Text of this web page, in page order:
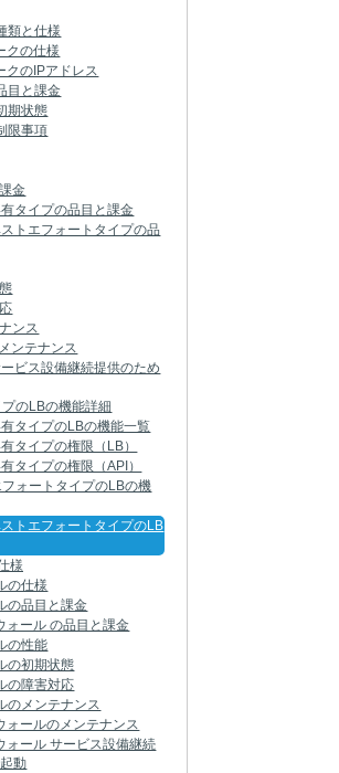
類と仕様
クの仕様
クのIPアドレス
目と課金
期状態
限事項
金
タイプの品目と課金
トエフォートタイプの品
ンス
ンテナンス
ビス設備継続提供のため
のLBの機能詳細
タイプのLBの機能一覧
タイプの権限（LB）
タイプの権限（API）
ォートタイプのLBの機
トエフォートタイプのLB
様
の仕様
の品目と課金
ォール の品目と課金
の性能
の初期状態
の障害対応
のメンテナンス
ォールのメンテナンス
ォール サービス設備継続
動